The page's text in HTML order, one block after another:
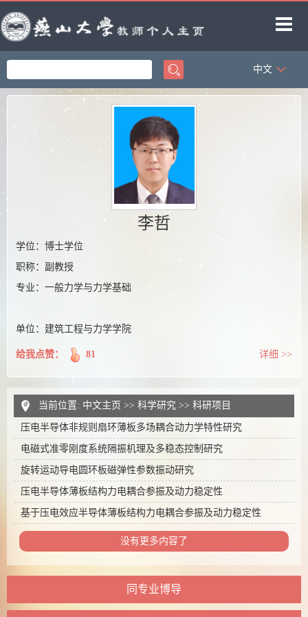
首页
科学研究
中文
李哲
学位：博士学位
职称：副教授
专业：一般力学与力学基础
单位：建筑工程与力学学院
给我点赞： 81 详细 >>
当前位置: 中文主页 >> 科学研究 >> 科研项目
压电半导体非规则扇环薄板多场耦合动力学特性研究
电磁式准零刚度系统隔振机理及多稳态控制研究
旋转运动导电圆环板磁弹性参数振动研究
压电半导体薄板结构力电耦合参振及动力稳定性
基于压电效应半导体薄板结构力电耦合参振及动力稳定性
没有更多内容了
同专业博导